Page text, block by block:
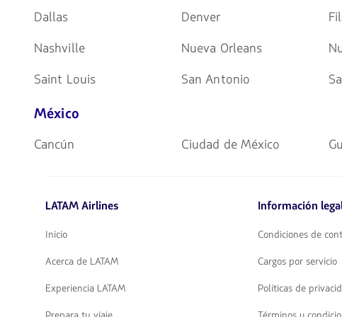
Dallas
Denver
Nashville
Nueva Orleans
Saint Louis
San Antonio
México
Cancún Ciudad de México
LATAM Airlines
Inicio
Acerca de LATAM
Experiencia LATAM
Información
Condiciones de
Cargos por servicio
Políticas de